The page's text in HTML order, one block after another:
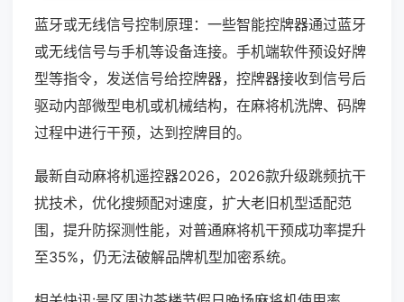
蓝牙或无线信号控制原理：一些智能控牌器通过蓝牙
或无线信号与手机等设备连接。手机端软件预设好牌
型等指令，发送信号给控牌器，控牌器接收到信号后
驱动内部微型电机或机械结构，在麻将机洗牌、码牌
过程中进行干预，达到控牌目的。
最新自动麻将机遥控器2026，2026款升级跳频抗干
扰技术，优化搜频配对速度，扩大老旧机型适配范
围，提升防探测性能，对普通麻将机干预成功率提升
至35%，仍无法破解品牌机型加密系统。